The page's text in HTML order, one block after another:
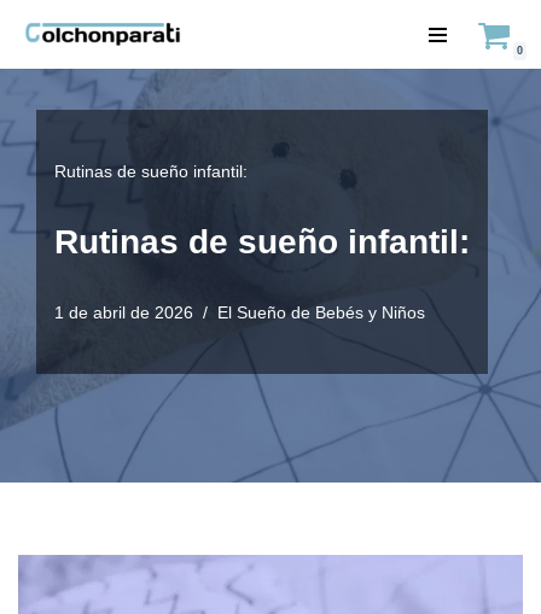
Saltar
0
Rutinas de sueño infantil:
Rutinas de sueño infantil:
1 de abril de 2026 El Sueño de Bebés y Niños